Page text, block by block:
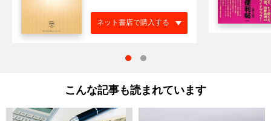
ネット書店で購入する
こんな記事も読まれています